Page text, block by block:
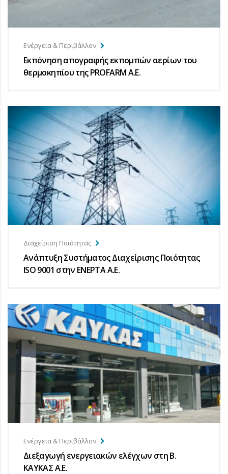
Ενέργεια & Περιβάλλον
Εκπόνηση απογραφής εκπομπών αερίων του
θερμοκηπίου της PROFARM A.E.
Διαχείριση Ποιότητας
Ανάπτυξη Συστήματος Διαχείρισης Ποιότητας
ISO 9001 στην ΕΝΕΡΤΑ Α.Ε.
Ενέργεια & Περιβάλλον
Διεξαγωγή ενεργειακών ελέγχων στη Β.
ΚΑΥΚΑΣ A.E.